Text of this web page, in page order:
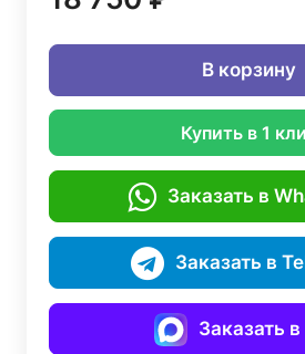
В корзину
Купить в 1
Заказать в
Заказать в
Заказать